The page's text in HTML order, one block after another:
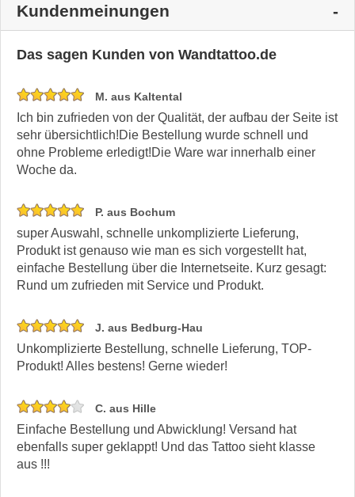
Kundenmeinungen
Das sagen Kunden von Wandtattoo.de
M. aus Kaltental
Ich bin zufrieden von der Qualität, der aufbau der Seite ist
sehr übersichtlich!Die Bestellung wurde schnell und
ohne Probleme erledigt!Die Ware war innerhalb einer
Woche da.
P. aus Bochum
super Auswahl, schnelle unkomplizierte Lieferung,
Produkt ist genauso wie man es sich vorgestellt hat,
einfache Bestellung über die Internetseite. Kurz gesagt:
Rund um zufrieden mit Service und Produkt.
J. aus Bedburg-Hau
Unkomplizierte Bestellung, schnelle Lieferung, TOP-
Produkt! Alles bestens! Gerne wieder!
C. aus Hille
Einfache Bestellung und Abwicklung! Versand hat
ebenfalls super geklappt! Und das Tattoo sieht klasse
aus !!!